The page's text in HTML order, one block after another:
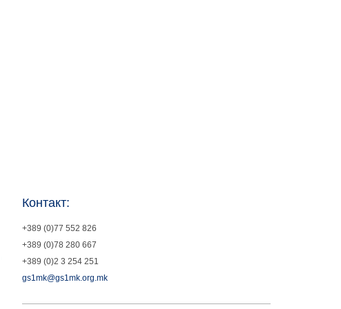
Контакт:
+389 (0)77 552 826
+389 (0)78 280 667
+389 (0)2 3 254 251
gs1mk@gs1mk.org.mk